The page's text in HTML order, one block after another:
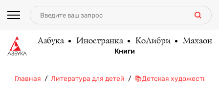
Азбука Иностранка КоЛибри Махаон
Книги
Главная Литература для детей 📚Детская